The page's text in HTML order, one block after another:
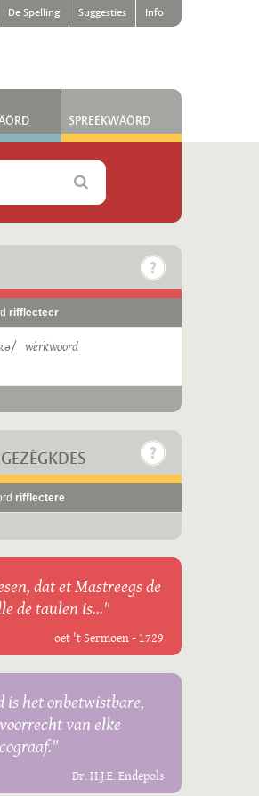
De Spelling Suggesties Info
SPREEKWÄÖRD
rifflecteer
wèrkwoord
rifflectere
dat et Mastreegs de
de taulen is..."
oet 't Sermoen - 1729
is het onbetwistbare,
van elke
Dr. H.J.E. Endepols